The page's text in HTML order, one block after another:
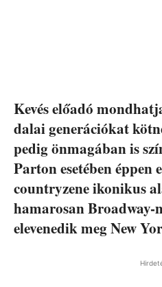
Kevés előadó
dalai generációkat
pedig önmagában is
Parton esetében éppen
countryzene ikonikus
hamarosan Broadway-
elevenedik meg New